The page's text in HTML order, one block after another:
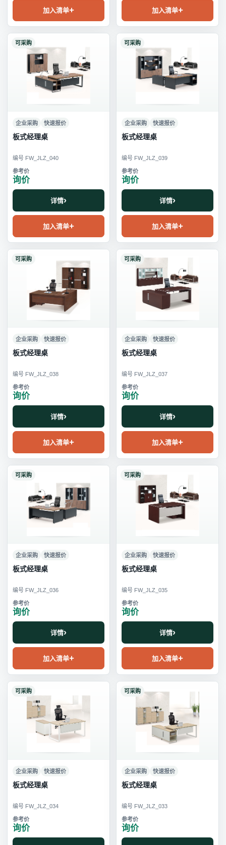
加入清单 加入清单
可采购
企业采购 快速报价
板式经理桌
编号 FW_JLZ_040
询价
详情
加入清单
可采购
企业采购 快速报价
板式经理桌
编号 FW_JLZ_039
询价
详情
加入清单
可采购
企业采购 快速报价
板式经理桌
编号 FW_JLZ_038
询价
详情
加入清单
可采购
企业采购 快速报价
板式经理桌
编号 FW_JLZ_037
询价
详情
加入清单
可采购
企业采购 快速报价
板式经理桌
编号 FW_JLZ_036
询价
详情
加入清单
可采购
企业采购 快速报价
板式经理桌
编号 FW_JLZ_035
询价
详情
加入清单
可采购
企业采购 快速报价
板式经理桌
编号 FW_JLZ_034
询价
可采购
企业采购 快速报价
板式经理桌
编号 FW_JLZ_033
询价